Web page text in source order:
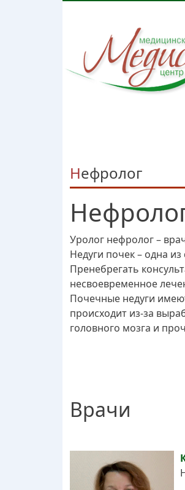
Нефролог
Уролог нефролог –
Недуги почек – одна
Пренебрегать
несвоевременное
Почечные недуги
происходит из-за
головного мозга и
Врачи